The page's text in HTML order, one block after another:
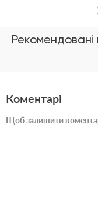
Коментарі
Щоб залишити